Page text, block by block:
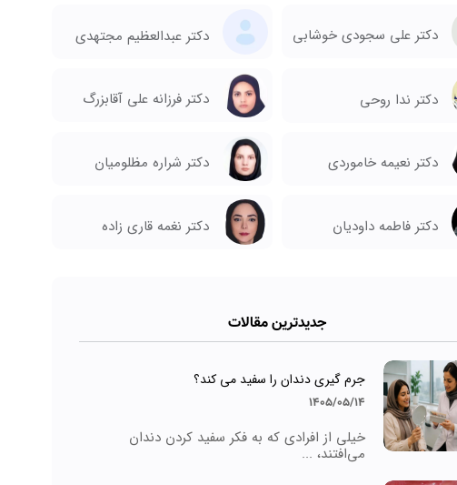
دکتر علی سجودی خوشابی دکتر عبدالعظیم مجتهدی
دکتر ندا روحی دکتر فرزانه علی آقابزرگ
دکتر نعیمه خاموردی دکتر شراره مظلومیان
دکتر فاطمه داودیان دکتر نغمه قاری زاده
جدیدترین مقالات
جرم گیری دندان را سفید می کند؟
1405/05/14
خیلی از افرادی که به فکر سفید کردن دندان
می‌افتند، ...